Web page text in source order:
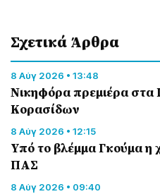
Σχετικά Άρθρα
8 Αύγ 2026 • 13:48
Nικηφόρα πρεμιέρα στα
Κορασίδων
8 Αύγ 2026 • 12:15
Υπό το βλέμμα Γκούμα η
ΠΑΣ
8 Αύγ 2026 • 09:40